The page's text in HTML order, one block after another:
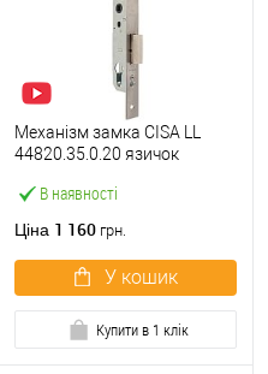
В наявності
Механізм замка CISA LL
44820.35.0.20 язичок
нержавіюча сталь
Ціна 1 160 грн.
У кошик
Купити в 1 клік